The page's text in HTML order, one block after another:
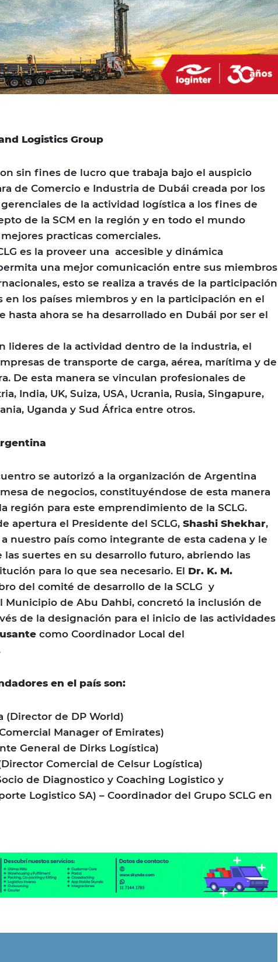
Logistics Group
sin fines de lucro que trabaja bajo el auspicio
de Comercio e Industria de Dubái creada por los
de la actividad logística a los fines de
de la SCM en la región y en todo el mundo
practicas comerciales.
es la proveer una accesible y dinámica
una mejor comunicación entre sus miembros
esto se realiza a través de la participación
en los países miembros y en la participación en el
hasta ahora se ha desarrollado en Dubái por ser el
lideres de la actividad dentro de la industria, el
de transporte de carga, aérea, marítima y de
De esta manera se vinculan profesionales de
India, UK, Suiza, USA, Ucrania, Rusia, Singapure,
Uganda y Sud África entre otros.
se autorizó a la organización de Argentina
de negocios, constituyéndose de esta manera
región para este emprendimiento de la SCLG.
apertura el Presidente del SCLG, Shashi Shekhar,
nuestro país como integrante de esta cadena y le
las suertes en su desarrollo futuro, abriendo las
para lo que sea necesario. El Dr. K. M.
del comité de desarrollo de la SCLG y
Municipio de Abu Dahbi, concretó la inclusión de
de la designación para el inicio de las actividades
como Coordinador Local del
en el país son:
(Director de DP World)
Manager of Emirates)
General de Dirks Logística)
Comercial de Celsur Logística)
de Diagnostico y Coaching Logistico y
Logistico SA) – Coordinador del Grupo SCLG en